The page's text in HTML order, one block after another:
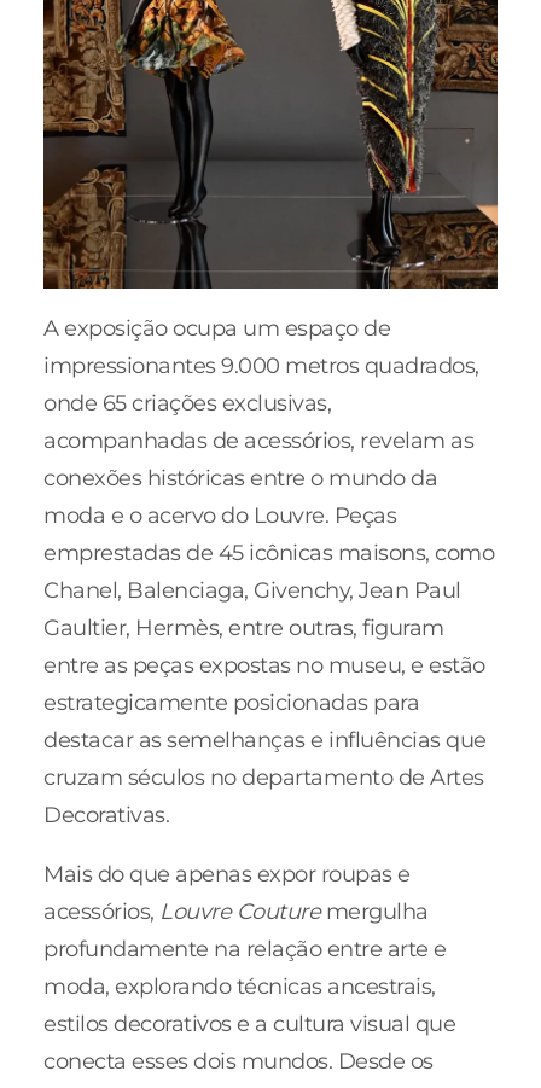
A exposição ocupa um espaço de
impressionantes 9.000 metros quadrados,
onde 65 criações exclusivas,
acompanhadas de acessórios, revelam as
conexões históricas entre o mundo da
moda e o acervo do Louvre. Peças
emprestadas de 45 icônicas maisons, como
Chanel, Balenciaga, Givenchy, Jean Paul
Gaultier, Hermès, entre outras, figuram
entre as peças expostas no museu, e estão
estrategicamente posicionadas para
destacar as semelhanças e influências que
cruzam séculos no departamento de Artes
Decorativas.
Mais do que apenas expor roupas e
acessórios, Louvre Couturemergulha
profundamente na relação entre arte e
moda, explorando técnicas ancestrais,
estilos decorativos e a cultura visual que
conecta esses dois mundos. Desde os